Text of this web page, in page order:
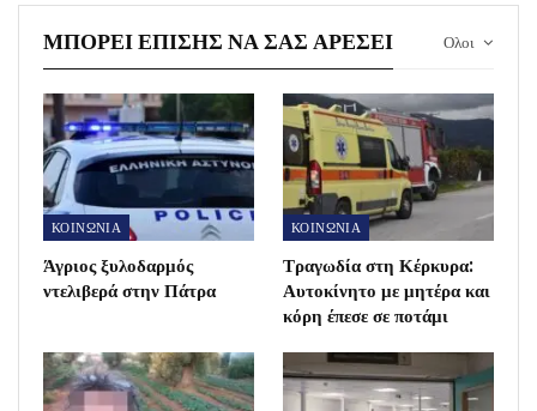
Ολοι
ΜΠΟΡΕΊ ΕΠΊΣΗΣ ΝΑ ΣΑΣ ΑΡΈΣΕΙ
ΚΟΙΝΩΝΙΑ
Άγριος ξυλοδαρμός
ντελιβερά στην Πάτρα
ΚΟΙΝΩΝΙΑ
Τραγωδία στη Κέρκυρα:
Αυτοκίνητο με μητέρα και
κόρη έπεσε σε ποτάμι